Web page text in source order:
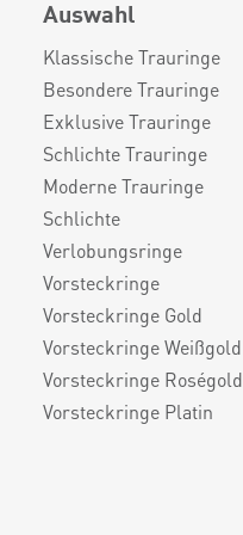
Auswahl
Klassische Trauringe
Besondere Trauringe
Exklusive Trauringe
Schlichte Trauringe
Moderne Trauringe
Schlichte
Verlobungsringe
Vorsteckringe
Vorsteckringe Gold
Vorsteckringe Weißgold
Vorsteckringe Roségold
Vorsteckringe Platin